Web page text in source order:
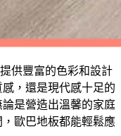
供豐富的色彩和設計
，還是現代感十足的
是營造出溫馨的家庭
歐巴地板都能輕鬆應